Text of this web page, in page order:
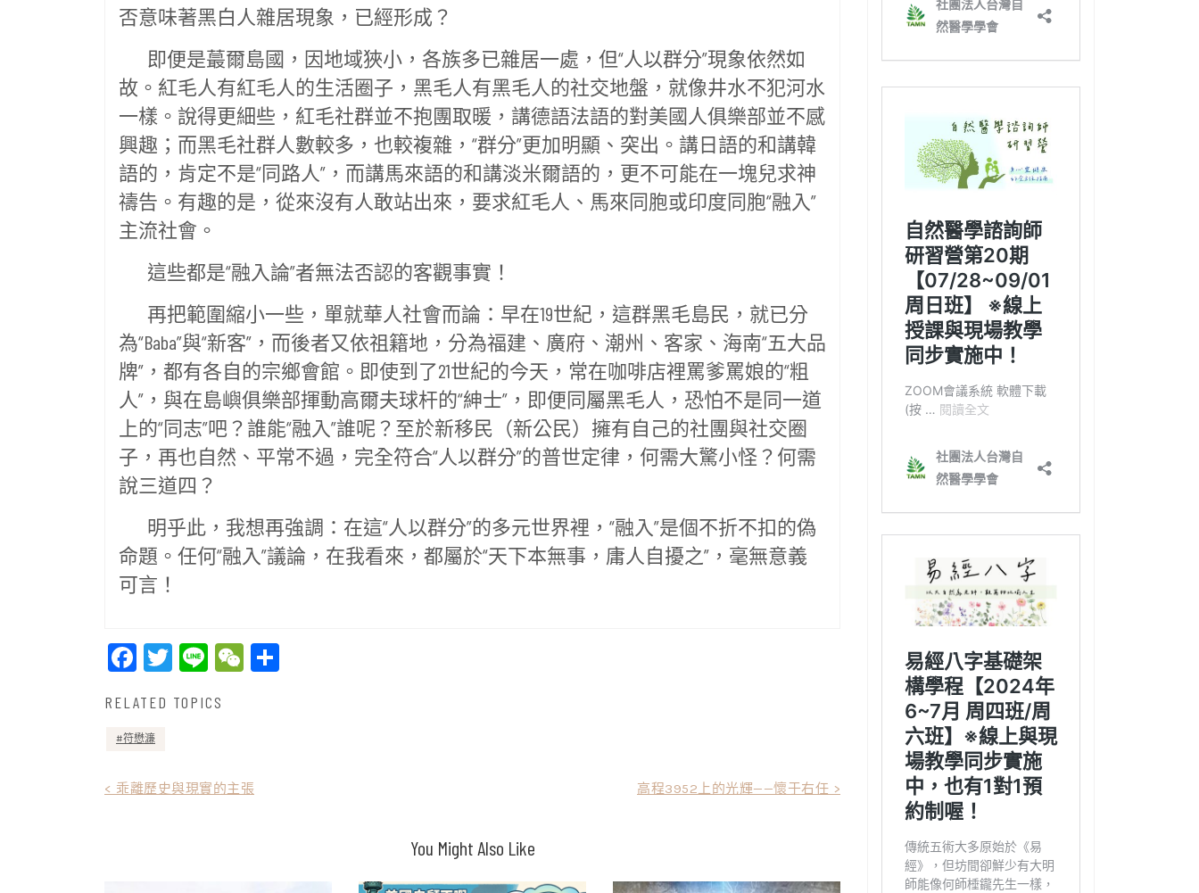
否意味著黑白人雜居現象，已經形成？
即便是蕞爾島國，因地域狹小，各族多已雜居一處，但“人以群分”現象依然如
故。紅毛人有紅毛人的生活圈子，黑毛人有黑毛人的社交地盤，就像井水不犯河水
一樣。說得更細些，紅毛社群並不抱團取暖，講德語法語的對美國人俱樂部並不感
興趣；而黑毛社群人數較多，也較複雜，“群分”更加明顯、突出。講日語的和講韓
語的，肯定不是“同路人”，而講馬來語的和講淡米爾語的，更不可能在一塊兒求神
禱告。有趣的是，從來沒有人敢站出來，要求紅毛人、馬來同胞或印度同胞“融入”
主流社會。
這些都是“融入論”者無法否認的客觀事實！
再把範圍縮小一些，單就華人社會而論：早在19世紀，這群黑毛島民，就已分
為“Baba”與“新客”，而後者又依祖籍地，分為福建、廣府、潮州、客家、海南“五大品
牌”，都有各自的宗鄉會館。即使到了21世紀的今天，常在咖啡店裡罵爹罵娘的“粗
人”，與在島嶼俱樂部揮動高爾夫球杆的“紳士”，即便同屬黑毛人，恐怕不是同一道
上的“同志”吧？誰能“融入”誰呢？至於新移民（新公民）擁有自己的社團與社交圈
子，再也自然、平常不過，完全符合“人以群分”的普世定律，何需大驚小怪？何需
說三道四？
明乎此，我想再強調：在這“人以群分”的多元世界裡，“融入”是個不折不扣的偽
命題。任何“融入”議論，在我看來，都屬於“天下本無事，庸人自擾之”，毫無意義
可言！
Facebook
Twitter
LineWeChat
RELATED TOPICS
符懋濂
文
< 乖離歷史與現實的主張 高程3952上的光輝——懷于右任 >
You Might Also Like